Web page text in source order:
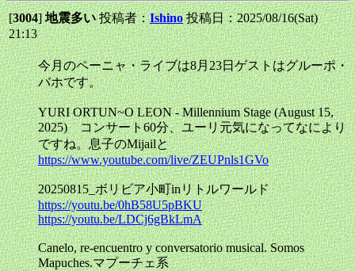
[3004]地震多い投稿者：Ishino 投稿日：2025/08/16(Sat)
21:13
今月のペーニャ・ライブは8月23日ゲストはグルーポ・
バホです。
YURI ORTUN~O LEON - Millennium Stage (August 15,
2025) コンサート60分、ユーリ元気になってなにより
ですね。息子のMijailと
https://www.youtube.com/live/ZEUPnls1GVo
20250815_ボリビア小町inリトルワールド
https://youtu.be/0hB58U5pBKU
https://youtu.be/LDCj6gBkLmA
Canelo, re-encuentro y conversatorio musical. Somos
Mapuches.マプーチェ系